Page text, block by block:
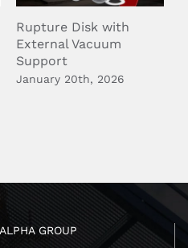
Rupture Disk with
External Vacuum
Support
January 20th, 2026
GROUP